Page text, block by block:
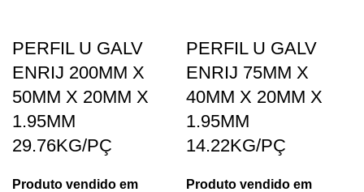
PERFIL U GALV
ENRIJ 200MM X
50MM X 20MM X
1.95MM
29.76KG/PÇ
Produto vendido em
PERFIL U GALV
ENRIJ 75MM X
40MM X 20MM X
1.95MM
14.22KG/PÇ
Produto vendido em